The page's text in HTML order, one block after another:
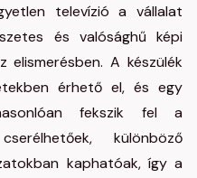
televízió a vállalat
és valósághű képi
elismerésben. A készülék
érhető el, és egy
fekszik fel a
különböző
kaphatóak, így a